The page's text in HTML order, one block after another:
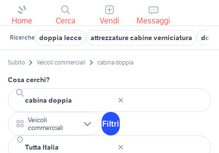
Home Cerca Vendi Messaggi
Ricerche doppia lecce attrezzature cabine verniciatura
Subito Veicoli commerciali cabina doppia
Cosa cerchi?
Veicoli
commerciali
Filtri